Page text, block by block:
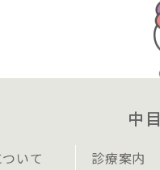
中
いて 診療案内